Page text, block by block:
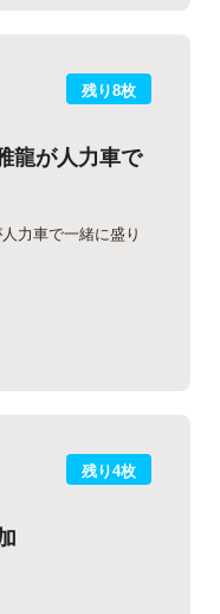
残り8枚
龍が人力車で
力車で一緒に盛り
残り4枚